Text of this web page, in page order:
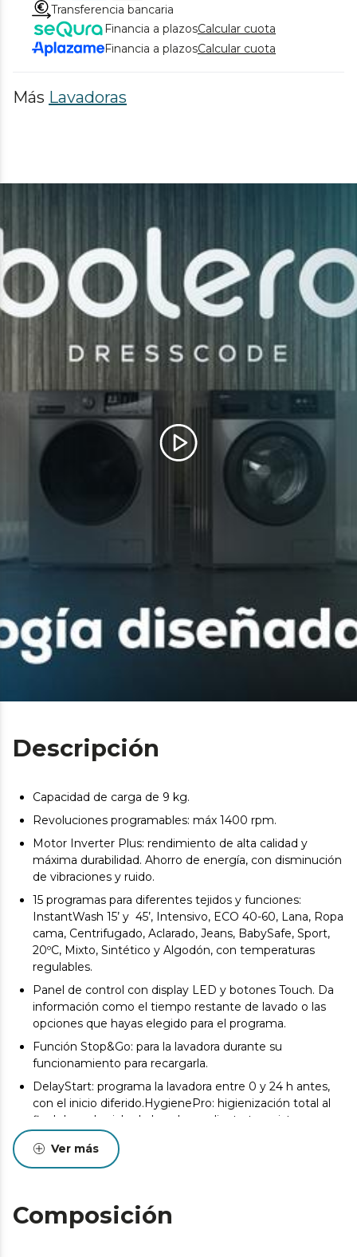
Transferencia bancaria
Financia a plazosCalcular cuota
Financia a plazosCalcular cuota
Más Lavadoras
Descripción
Capacidad de carga de 9 kg.
Revoluciones programables: máx 1400 rpm.
Motor Inverter Plus: rendimiento de alta calidad y
máxima durabilidad. Ahorro de energía, con disminución
de vibraciones y ruido.
15 programas para diferentes tejidos y funciones:
InstantWash 15’ y 45’, Intensivo, ECO 40-60, Lana, Ropa
cama, Centrifugado, Aclarado, Jeans, BabySafe, Sport,
20ºC, Mixto, Sintético y Algodón, con temperaturas
regulables.
Panel de control con display LED y botones Touch. Da
información como el tiempo restante de lavado o las
opciones que hayas elegido para el programa.
Función Stop&Go: para la lavadora durante su
funcionamiento para recargarla.
DelayStart: programa la lavadora entre 0 y 24 h antes,
con el inicio diferido.HygienePro: higienización total al
final de cada ciclo de lavado mediante tres sistemas.
AutoClean, limpia el tambor, tanto interior como
exterior. EasySpray elimina detergente residual de la
junta y la ropa. SafeGasket, junta
siguiente colada.
Programa BabySafe: aumenta la entrada de agua
Ver más
Composición